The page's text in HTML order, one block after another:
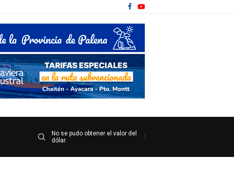
No se pudo obtener el valor del
dólar.